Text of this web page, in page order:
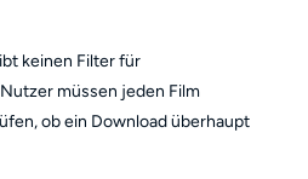
keinen Filter für
müssen jeden Film
ob ein Download überhaupt